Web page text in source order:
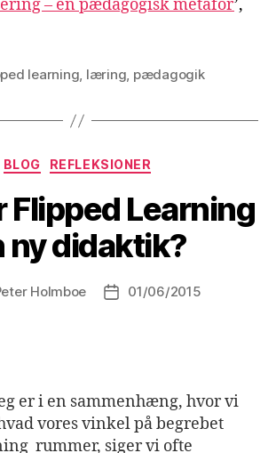
– en pædagogisk metafor’,
learning, læring, pædagogik
Kategorier
BLOG REFLEKSIONER
Learning
ny didaktik?
Holmboe Indlægsdato
01/06/2015
er i en sammenhæng, hvor vi
vores vinkel på begrebet
rummer, siger vi ofte